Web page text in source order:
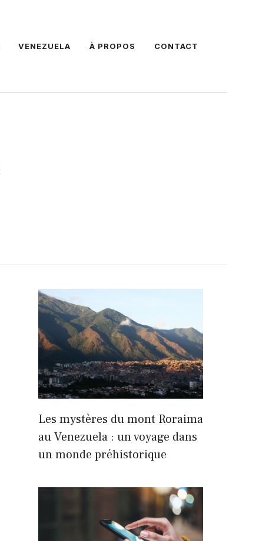
VENEZUELA À PROPOS CONTACT
Les mystères du mont Roraima
au Venezuela : un voyage dans
un monde préhistorique